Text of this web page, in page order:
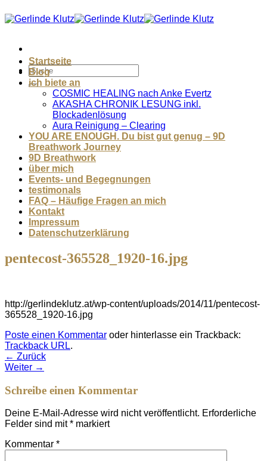
Inhalt
Startseite
Blog
ich biete an
COSMIC HEALING nach Anke Evertz
AKASHA CHRONIK LESUNG inkl.
Blockadenlösung
Aura Reinigung – Clearing
YOU ARE ENOUGH. Du bist gut genug – 9D
Breathwork Journey
9D Breathwork
über mich
Events- und Begegnungen
testimonals
FAQ – Häufige Fragen an mich
Kontakt
Impressum
Datenschutzerklärung
pentecost-365528_1920-16.jpg
http://gerlindeklutz.at/wp-content/uploads/2014/11/pentecost-
365528_1920-16.jpg
Poste einen Kommentar oder hinterlasse ein Trackback:
Trackback URL.
← Zurück
Weiter →
Schreibe einen Kommentar
Deine E-Mail-Adresse wird nicht veröffentlicht. Erforderliche
Felder sind mit* markiert
Kommentar *